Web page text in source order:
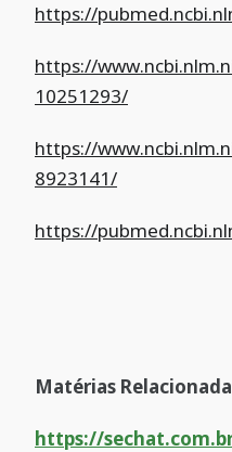
https://
https://
10251293/
https://
8923141/
https://
Matérias
https://